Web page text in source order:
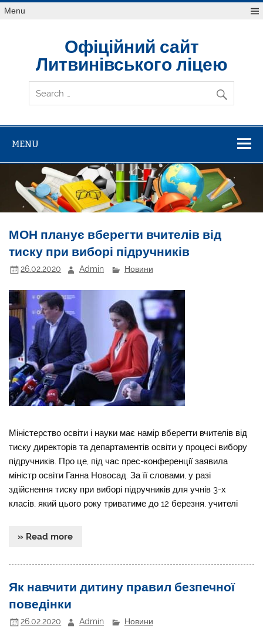
Skip
toMenu
Офіційний сайт
Литвинівського ліцею
MENU
МОН планує вберегти вчителів від
тиску при виборі підручників
26.02.2020 Admin Новини
Міністерство освіти і науки має намір вберегти вчителів від
тиску директорів та департаментів освіти у процесі вибору
підручників. Про це, під час прес-конференції заявила
міністр освіти Ганна Новосад. За її словами, у разі
здійснення тиску при виборі підручників для учнів 3-х
класів, який цього року триватиме до 12 березня, учителі
» Read more
Як навчити дитину правил безпечної
поведінки
26.02.2020 Admin Новини